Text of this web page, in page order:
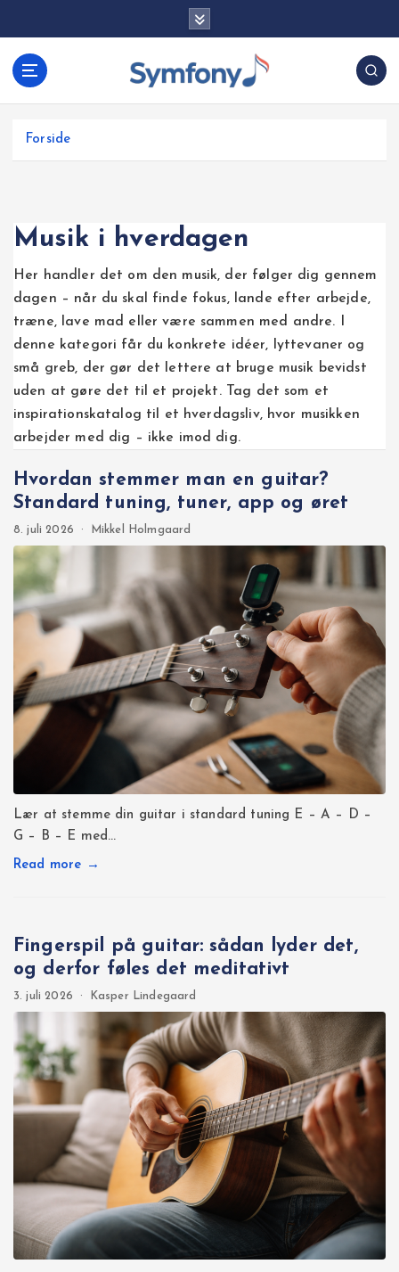
Forside
Musik i hverdagen
Her handler det om den musik, der følger dig gennem
dagen – når du skal finde fokus, lande efter arbejde,
træne, lave mad eller være sammen med andre. I
denne kategori får du konkrete idéer, lyttevaner og
små greb, der gør det lettere at bruge musik bevidst
uden at gøre det til et projekt. Tag det som et
inspirationskatalog til et hverdagsliv, hvor musikken
arbejder med dig – ikke imod dig.
Hvordan stemmer man en guitar?
Standard tuning, tuner, app og øret
8. juli 2026 · Mikkel Holmgaard
Lær at stemme din guitar i standard tuning E – A – D –
G – B – E med…
Read more →
Fingerspil på guitar: sådan lyder det,
og derfor føles det meditativt
3. juli 2026 · Kasper Lindegaard